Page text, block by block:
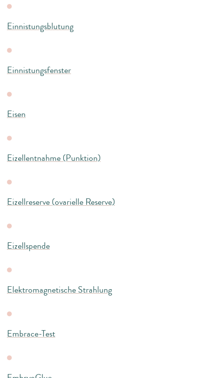
Einnistungsblutung
Einnistungsfenster
Eisen
Eizellentnahme (Punktion)
Eizellreserve (ovarielle Reserve)
Eizellspende
Elektromagnetische Strahlung
Embrace-Test